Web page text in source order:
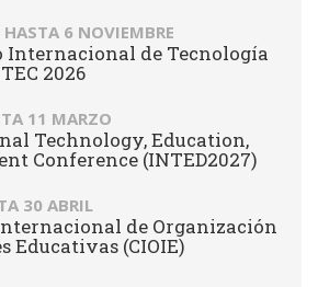
HASTA 6 NOVIEMBRE
Internacional de Tecnología
2026
11 MARZO
Technology, Education,
Conference (INTED2027)
30 ABRIL
de Organización
Educativas (CIOIE)